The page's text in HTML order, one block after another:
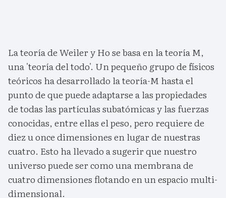
La teoría de Weiler y Ho se basa en la teoría M,
una 'teoría del todo'. Un pequeño grupo de físicos
teóricos ha desarrollado la teoría-M hasta el
punto de que puede adaptarse a las propiedades
de todas las partículas subatómicas y las fuerzas
conocidas, entre ellas el peso, pero requiere de
diez u once dimensiones en lugar de nuestras
cuatro. Esto ha llevado a sugerir que nuestro
universo puede ser como una membrana de
cuatro dimensiones flotando en un espacio multi-
dimensional.